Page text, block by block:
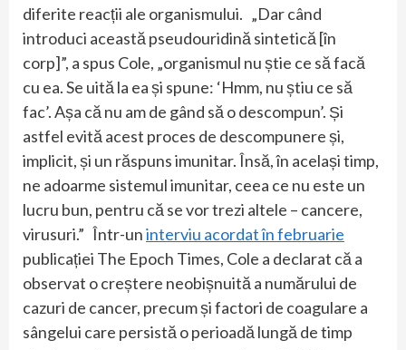
diferite reacții ale organismului. „Dar când
introduci această pseudouridină sintetică [în
corp]”, a spus Cole, „organismul nu știe ce să facă
cu ea. Se uită la ea și spune: ‘Hmm, nu știu ce să
fac’. Așa că nu am de gând să o descompun’. Și
astfel evită acest proces de descompunere și,
implicit, și un răspuns imunitar. Însă, în același timp,
ne adoarme sistemul imunitar, ceea ce nu este un
lucru bun, pentru că se vor trezi altele – cancere,
virusuri.” Într-uninterviu acordat în februarie
publicației The Epoch Times, Cole a declarat că a
observat o creștere neobișnuită a numărului de
cazuri de cancer, precum și factori de coagulare a
sângelui care persistă o perioadă lungă de timp